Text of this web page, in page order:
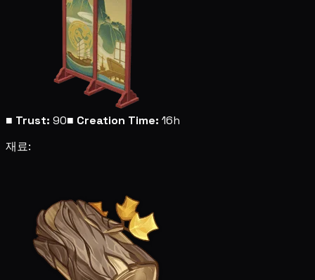
■ Trust: 90■ Creation Time: 16h
재료: